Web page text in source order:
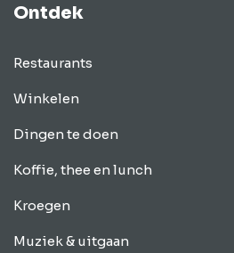
Ontdek
Restaurants
Winkelen
Dingen te doen
Koffie, thee en lunch
Kroegen
Muziek & uitgaan